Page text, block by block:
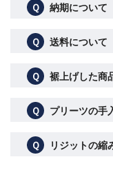
Ｑ 納期について
Ｑ 送料について
Ｑ 裾上げした商
Ｑ プリーツの手
Ｑ リジットの縮